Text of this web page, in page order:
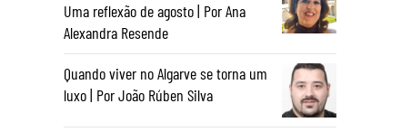
Uma reflexão de agosto | Por Ana
Alexandra Resende
Quando viver no Algarve se torna um
luxo | Por João Rúben Silva